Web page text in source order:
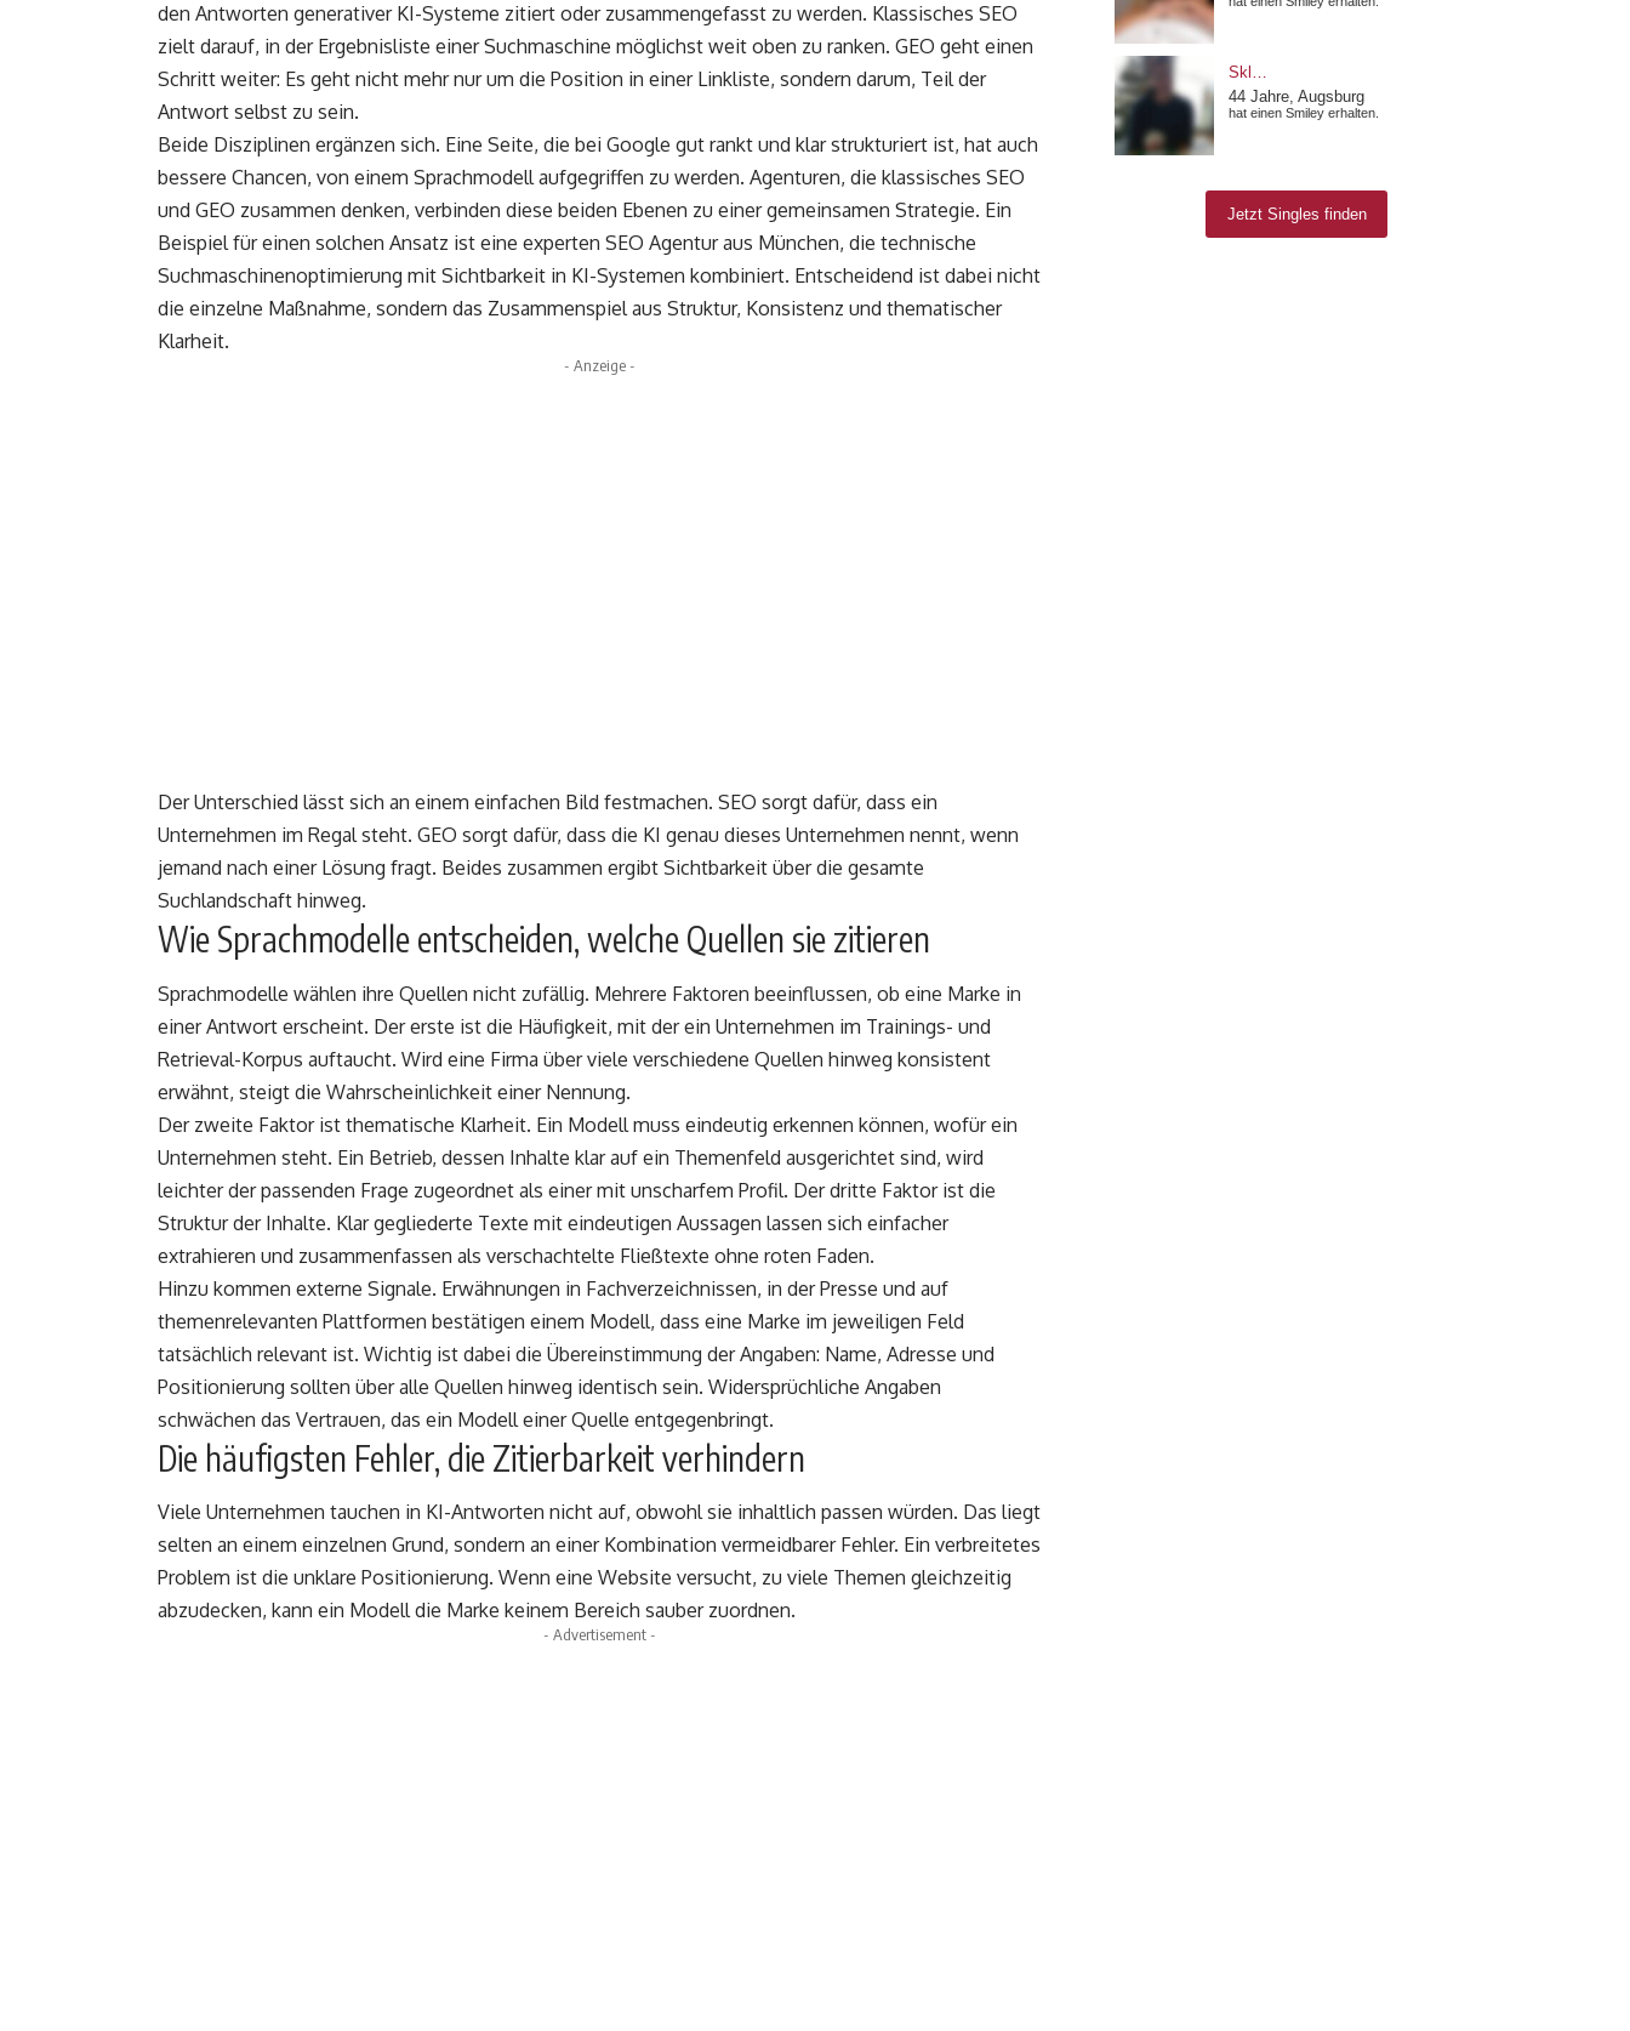
den Antworten generativer KI-Systeme zitiert oder zusammengefasst zu werden. Klassisches SEO
zielt darauf, in der Ergebnisliste einer Suchmaschine möglichst weit oben zu ranken. GEO geht einen
Schritt weiter: Es geht nicht mehr nur um die Position in einer Linkliste, sondern darum, Teil der
Antwort selbst zu sein.
Beide Disziplinen ergänzen sich. Eine Seite, die bei Google gut rankt und klar strukturiert ist, hat auch
bessere Chancen, von einem Sprachmodell aufgegriffen zu werden. Agenturen, die klassisches SEO
und GEO zusammen denken, verbinden diese beiden Ebenen zu einer gemeinsamen Strategie. Ein
Beispiel für einen solchen Ansatz ist eine experten SEO Agentur aus München, die technische
Suchmaschinenoptimierung mit Sichtbarkeit in KI-Systemen kombiniert. Entscheidend ist dabei nicht
die einzelne Maßnahme, sondern das Zusammenspiel aus Struktur, Konsistenz und thematischer
Klarheit.
- Anzeige -
Der Unterschied lässt sich an einem einfachen Bild festmachen. SEO sorgt dafür, dass ein
Unternehmen im Regal steht. GEO sorgt dafür, dass die KI genau dieses Unternehmen nennt, wenn
jemand nach einer Lösung fragt. Beides zusammen ergibt Sichtbarkeit über die gesamte
Suchlandschaft hinweg.
Wie Sprachmodelle entscheiden, welche Quellen sie zitieren
Sprachmodelle wählen ihre Quellen nicht zufällig. Mehrere Faktoren beeinflussen, ob eine Marke in
einer Antwort erscheint. Der erste ist die Häufigkeit, mit der ein Unternehmen im Trainings- und
Retrieval-Korpus auftaucht. Wird eine Firma über viele verschiedene Quellen hinweg konsistent
erwähnt, steigt die Wahrscheinlichkeit einer Nennung.
Der zweite Faktor ist thematische Klarheit. Ein Modell muss eindeutig erkennen können, wofür ein
Unternehmen steht. Ein Betrieb, dessen Inhalte klar auf ein Themenfeld ausgerichtet sind, wird
leichter der passenden Frage zugeordnet als einer mit unscharfem Profil. Der dritte Faktor ist die
Struktur der Inhalte. Klar gegliederte Texte mit eindeutigen Aussagen lassen sich einfacher
extrahieren und zusammenfassen als verschachtelte Fließtexte ohne roten Faden.
Hinzu kommen externe Signale. Erwähnungen in Fachverzeichnissen, in der Presse und auf
themenrelevanten Plattformen bestätigen einem Modell, dass eine Marke im jeweiligen Feld
tatsächlich relevant ist. Wichtig ist dabei die Übereinstimmung der Angaben: Name, Adresse und
Positionierung sollten über alle Quellen hinweg identisch sein. Widersprüchliche Angaben
schwächen das Vertrauen, das ein Modell einer Quelle entgegenbringt.
Die häufigsten Fehler, die Zitierbarkeit verhindern
Viele Unternehmen tauchen in KI-Antworten nicht auf, obwohl sie inhaltlich passen würden. Das liegt
selten an einem einzelnen Grund, sondern an einer Kombination vermeidbarer Fehler. Ein verbreitetes
Problem ist die unklare Positionierung. Wenn eine Website versucht, zu viele Themen gleichzeitig
abzudecken, kann ein Modell die Marke keinem Bereich sauber zuordnen.
- Advertisement -